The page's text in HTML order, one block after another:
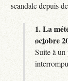
scandale depuis
1.La
octobre
Suite à